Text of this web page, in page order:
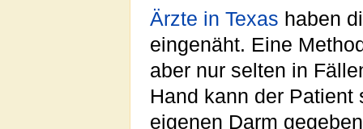
Ärzte in Texas haben
eingenäht. Eine
aber nur selten in
Hand kann der
eigenen Darm